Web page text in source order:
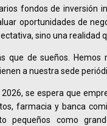
fondos de inversión
oportunidades de
sino una realidad
que de sueños. Hemos
a nuestra sede
se espera que
farmacia y banca
pequeños como